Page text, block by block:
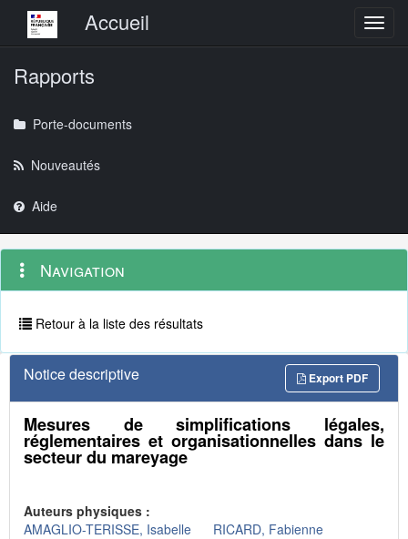
Menu principalAccueil
Rapports
Porte-documents
Nouveautés
Aide
Navigation
outils
Menu
contextuel
Navigation
Retour à la liste des résultats
Notice descriptive Export PDF
Mesures de simplifications légales,
réglementaires et organisationnelles dans le
secteur du mareyage
Auteurs physiques :
AMAGLIO-TERISSE, Isabelle
RICARD, Fabienne